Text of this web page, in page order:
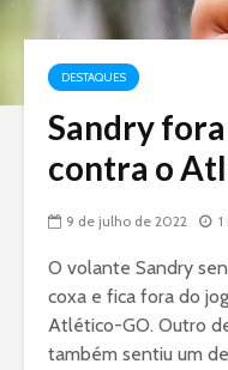
DESTAQUES
Sandry
contra o
9 de julho de 2022
O volante Sandry
coxa e fica fora do
Atlético-GO. Outro
também sentiu um